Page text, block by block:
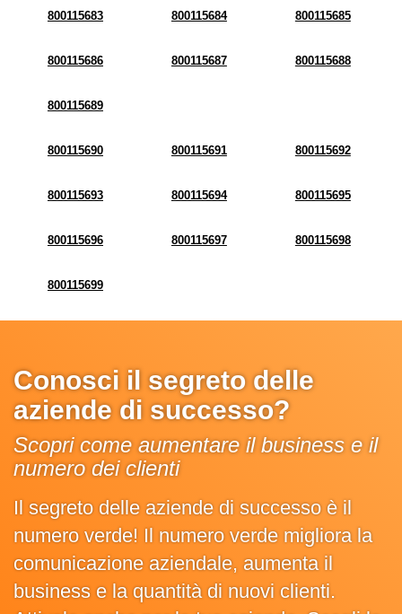
800115683 800115684 800115685
800115686 800115687 800115688
800115689
800115690 800115691 800115692
800115693 800115694 800115695
800115696 800115697 800115698
800115699
Conosci il segreto delle
aziende di successo?
Scopri come aumentare il business e il
numero dei clienti
Il segreto delle aziende di successo è il
numero verde! Il numero verde migliora la
comunicazione aziendale, aumenta il
business e la quantità di nuovi clienti.